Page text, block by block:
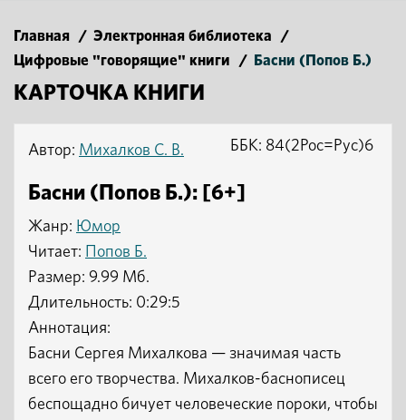
Главная / Электронная библиотека
/
Цифровые "говорящие" книги
/ Басни (Попов Б.)
КАРТОЧКА КНИГИ
Автор: Михалков С. В.
Басни (Попов Б.): [6+]
Жанр: Юмор
Читает: Попов Б.
ББК: 84(2Рос=Рус)6
Размер: 9.99 Мб.
Длительность: 0:29:5
Аннотация:
Басни Сергея Михалкова — значимая часть
всего его творчества. Михалков-баснописец
беспощадно бичует человеческие пороки, чтобы